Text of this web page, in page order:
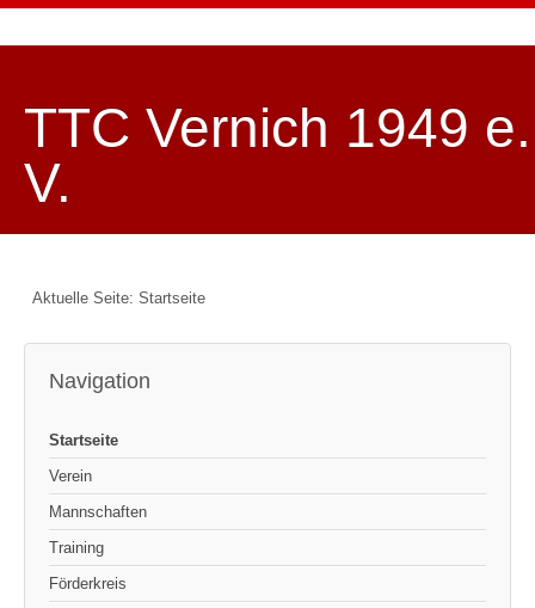
TTC Vernich 1949 e.
V.
Aktuelle Seite: Startseite
Navigation
Startseite
Verein
Mannschaften
Training
Förderkreis